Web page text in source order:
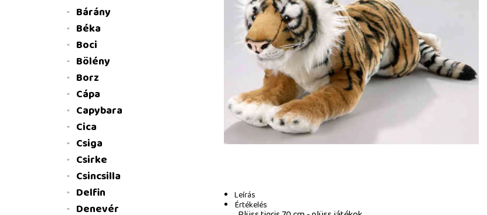
Leírás
Értékelés
Bárány
Béka
Boci
Bölény
Borz
Cápa
Capybara
Cica
Csiga
Csirke
Csincsilla
Delfin
Denevér